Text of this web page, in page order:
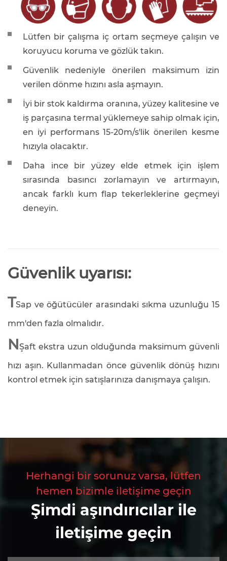
Lütfen bir çalışma iç ortam seçmeye çalışın ve
koruyucu koruma ve gözlük takın.
Güvenlik nedeniyle önerilen maksimum izin
verilen dönme hızını asla aşmayın.
İyi bir stok kaldırma oranına, yüzey kalitesine ve
iş parçasına termal yüklemeye sahip olmak için,
en iyi performans 15-20m/s'lik önerilen kesme
hızıyla olacaktır.
Daha ince bir yüzey elde etmek için işlem
sırasında basıncı zorlamayın ve artırmayın,
ancak farklı kum flap tekerleklerine geçmeyi
deneyin.
Güvenlik uyarısı:
TSap ve öğütücüler arasındaki sıkma uzunluğu 15
mm'den fazla olmalıdır.
NŞaft ekstra uzun olduğunda maksimum güvenli
hızı aşın. Kullanmadan önce güvenlik dönüş hızını
kontrol etmek için satışlarınıza danışmaya çalışın.
Herhangi bir sorunuz varsa, lütfen
hemen bizimle iletişime geçin
Şimdi aşındırıcılar ile
iletişime geçin